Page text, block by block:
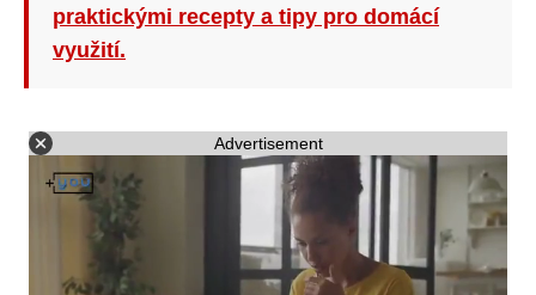
praktickými recepty a tipy pro domácí
využití.
Advertisement